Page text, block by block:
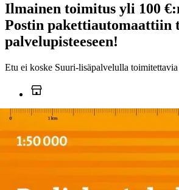
Ilmainen toimitus yli 100
Postin pakettiautomaattiin
palvelupisteeseen!
Etu ei koske Suuri‑lisäpalvelulla
Tarkista